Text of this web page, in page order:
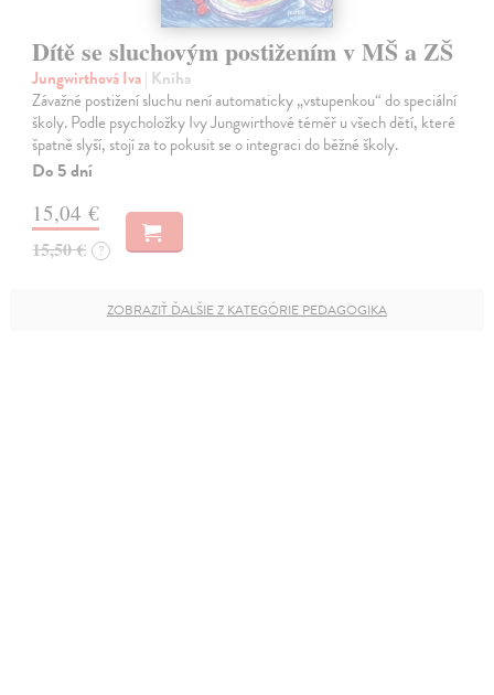
Dítě se sluchovým postižením v MŠ a ZŠ
Jungwirthová Iva| Kniha
Závažné postižení sluchu není automaticky „vstupenkou“ do speciální
školy. Podle psycholožky Ivy Jungwirthové téměř u všech dětí, které
špatně slyší, stojí za to pokusit se o integraci do běžné školy.
Do 5 dní
15,04 €
15,50 € ?
ZOBRAZIŤ ĎALŠIE Z KATEGÓRIE PEDAGOGIKA